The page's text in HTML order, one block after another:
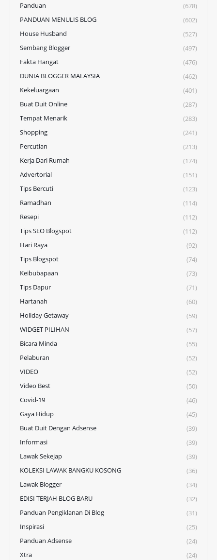
Panduan
(678)
PANDUAN MENULIS BLOG
(602)
House Husband
(527)
Sembang Blogger
(497)
Fakta Hangat
(476)
DUNIA BLOGGER MALAYSIA
(462)
Kekeluargaan
(401)
Buat Duit Online
(287)
Tempat Menarik
(283)
Shopping
(241)
Percutian
(213)
Kerja Dari Rumah
(174)
Advertorial
(151)
Tips Bercuti
(123)
Ramadhan
(114)
Resepi
(112)
Tips SEO Blogspot
(112)
Hari Raya
(92)
Tips Blogspot
(74)
Keibubapaan
(73)
Tips Dapur
(71)
Hartanah
(60)
Holiday Getaway
(59)
WIDGET PILIHAN
(57)
Bicara Minda
(55)
Pelaburan
(52)
VIDEO
(52)
Video Best
(50)
Covid-19
(46)
Gaya Hidup
(45)
Buat Duit Dengan Adsense
(39)
Informasi
(39)
Lawak Sekejap
(39)
KOLEKSI LAWAK BANGKU KOSONG
(36)
Lawak Blogger
(34)
EDISI TERJAH BLOG BARU
(32)
Panduan Pengiklanan Di Blog
(31)
Inspirasi
(25)
Panduan Adsense
(24)
Xtra
(24)